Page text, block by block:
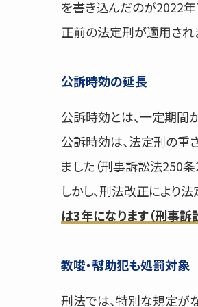
を書き込んだのが2022年
正前の法定刑が適用され
公訴時効の延長
公訴時効とは、一定期間
公訴時効は、法定刑の重
ました（刑事訴訟法250条
しかし、刑法改正により
は3年になります（刑事訴
教唆・幇助犯も処罰対象
刑法では、特別な規定が